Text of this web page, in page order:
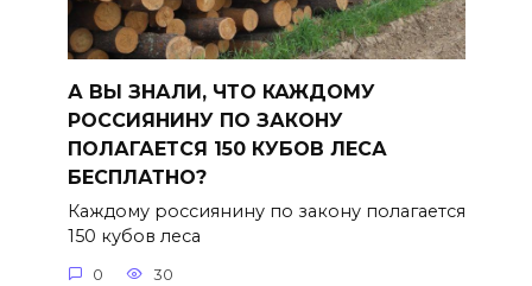
А ВЫ ЗНАЛИ, ЧТО КАЖДОМУ
РОССИЯНИНУ ПО ЗАКОНУ
ПОЛАГАЕТСЯ 150 КУБОВ ЛЕСА
БЕСПЛАТНО?
Каждому россиянину по закону полагается
150 кубов леса
0 30